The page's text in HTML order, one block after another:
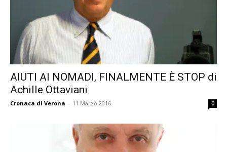
AIUTI AI NOMADI, FINALMENTE È STOP di
Achille Ottaviani
Cronaca di Verona - 11 Marzo 2016 0